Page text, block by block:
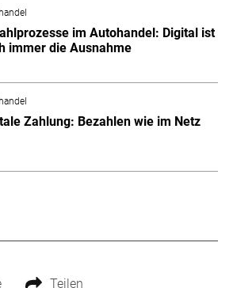
im Autohandel: Digital ist
immer die Ausnahme
Zahlung: Bezahlen wie im Netz
Teilen